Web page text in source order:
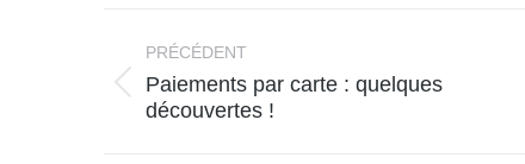
article
PRÉCÉDENT
Article
précédent
Paiements par carte : quelques
découvertes !